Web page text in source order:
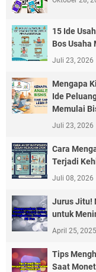
15 Ide
Bos Usaha
Juli 23, 2026
Mengapa
Ide
Memulai
Juli 23, 2026
Cara
Terjadi
Juli 08, 2026
Jurus Jitu!
untuk
April 25, 2025
Tips
Saat